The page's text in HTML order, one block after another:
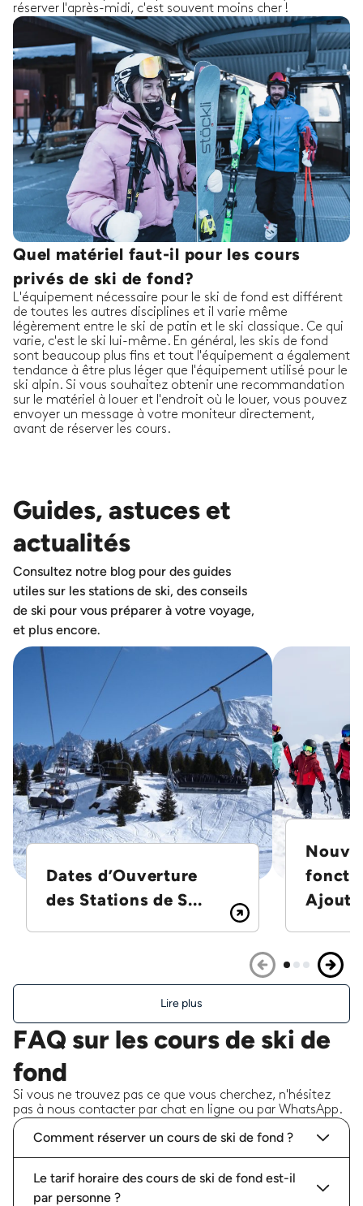
réserver l'après-midi, c'est souvent moins cher !
Quel matériel faut-il pour les cours
privés de ski de fond?
L'équipement nécessaire pour le ski de fond est différent
de toutes les autres disciplines et il varie même
légèrement entre le ski de patin et le ski classique. Ce qui
varie, c'est le ski lui-même. En général, les skis de fond
sont beaucoup plus fins et tout l'équipement a également
tendance à être plus léger que l'équipement utilisé pour le
ski alpin. Si vous souhaitez obtenir une recommandation
sur le matériel à louer et l'endroit où le louer, vous pouvez
envoyer un message à votre moniteur directement,
avant de réserver les cours.
Guides, astuces et
actualités
Consultez notre blog pour des guides
utiles sur les stations de ski, des conseils
de ski pour vous préparer à votre voyage,
et plus encore.
Dates d’Ouverture
des Stations de S...
Lire plus
FAQ sur les cours de ski de
fond
Si vous ne trouvez pas ce que vous cherchez, n'hésitez
pas à nous contacter par chat en ligne ou par WhatsApp.
Comment réserver un cours de ski de fond ?
Le tarif horaire des cours de ski de fond est-il
par personne ?